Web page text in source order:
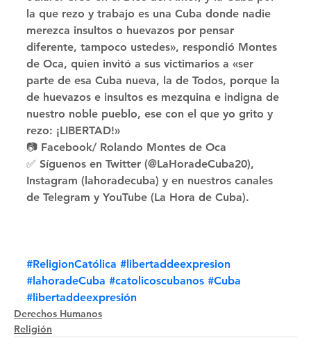
la que rezo y trabajo es una Cuba donde nadie
merezca insultos o huevazos por pensar
diferente, tampoco ustedes», respondió Montes
de Oca, quien invitó a sus victimarios a «ser
parte de esa Cuba nueva, la de Todos, porque la
de huevazos e insultos es mezquina e indigna de
nuestro noble pueblo, ese con el que yo grito y
rezo: ¡LIBERTAD!»
📷 Facebook/ Rolando Montes de Oca
✅ Síguenos en Twitter (@LaHoradeCuba20),
Instagram (lahoradecuba) y en nuestros canales
de Telegram y YouTube (La Hora de Cuba).
#ReligionCatólica #libertaddeexpresion
#lahoradeCuba #catolicoscubanos #Cuba
#libertaddeexpresión
Derechos Humanos
Religión